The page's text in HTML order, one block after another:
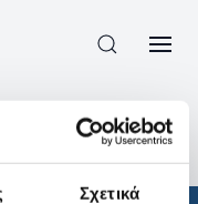
Σχετικά